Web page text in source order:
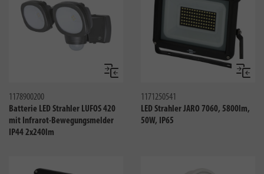
Vergleichen
1178900200
Batterie LED Strahler LUFOS 420
mit Infrarot-Bewegungsmelder
IP44 2x240lm
1171250541
LED Strahler JARO 7060, 5800lm,
50W, IP65